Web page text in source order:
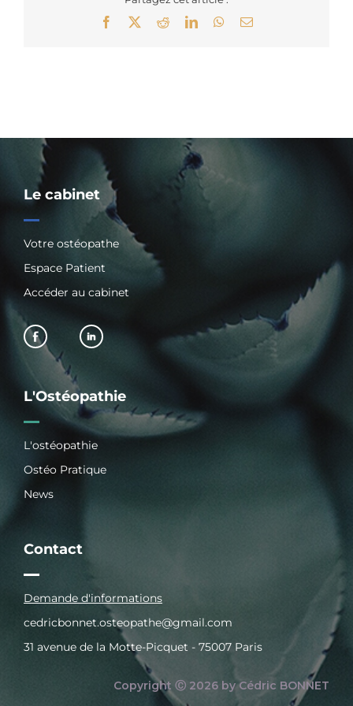
Facebook
RedditLinkedInWhatsApp
Email
Le cabinet
Votre ostéopathe
Espace Patient
Accéder au cabinet
L'Ostéopathie
L'ostéopathie
Ostéo Pratique
News
Contact
Demande d'informations
cedricbonnet.osteopathe@gmail.com
31 avenue de la Motte-Picquet - 75007 Paris
Copyright Ⓒ 2026 by Cédric BONNET